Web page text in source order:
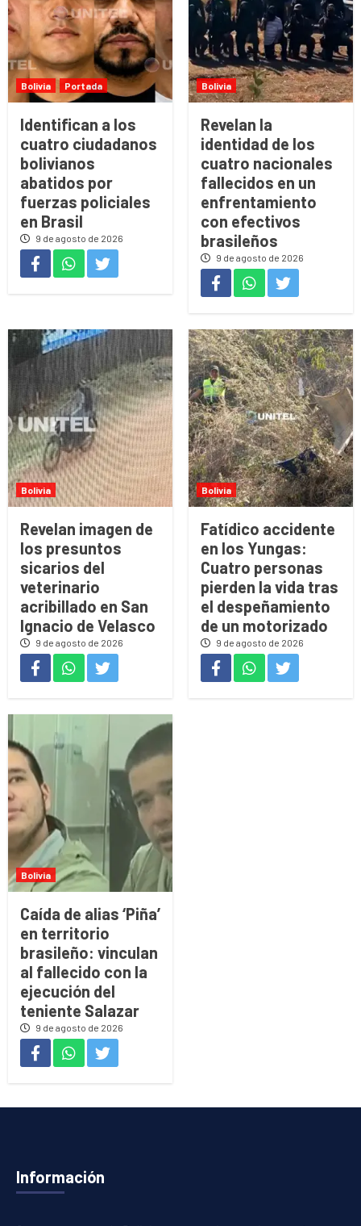
Bolivia Portada
Identifican a los
cuatro ciudadanos
bolivianos
abatidos por
fuerzas policiales
en Brasil
9 de agosto de 2026
Bolivia
Revelan la
identidad de los
cuatro nacionales
fallecidos en un
enfrentamiento
con efectivos
brasileños
9 de agosto de 2026
Bolivia
Revelan imagen de
los presuntos
sicarios del
veterinario
acribillado en San
Ignacio de Velasco
9 de agosto de 2026
Bolivia
Fatídico accidente
en los Yungas:
Cuatro personas
pierden la vida tras
el despeñamiento
de un motorizado
9 de agosto de 2026
Bolivia
Caída de alias ‘Piña’
en territorio
brasileño: vinculan
al fallecido con la
ejecución del
teniente Salazar
9 de agosto de 2026
Información